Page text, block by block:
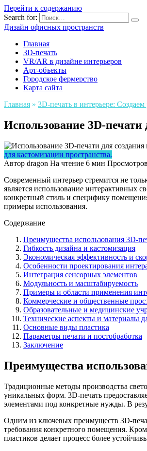
Перейти к содержанию
Search for:
Дизайн офисных пространств
Главная
3D-печать
VR/AR в дизайне интерьеров
Арт-объекты
Городское фермерство
Карта сайта
Главная » 3D-печать в интерьере:
Использование 3D-
для кастомизации пространства.
Автор dragon На чтение 6 мин Просмотров
Современный интерьер стремится не
является использование интерактивных
конкретный стиль и специфику
примеры использования.
Содержание
Преимущества использования 3D-
Гибкость дизайна и кастомизация
Экономическая эффективность и
Особенности проектирования
Интеграция сенсорных элементов
Модульность и масштабируемость
Примеры и области применения
Коммерческие и общественные
Образовательные и медицинские
Технические аспекты и материалы
Основные виды пластика
Параметры печати и постобработка
Заключение
Преимущества
Традиционные методы производства
уникальных форм. 3D-печать
элементами под конкретные нужды. В
Одним из ключевых преимуществ 3D-
требования конкретного помещения.
пластиков делает процесс более